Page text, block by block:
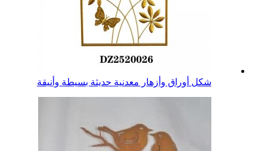
شكل أوراق وأزهار معدنية حديثة بسيطة وأنيقة